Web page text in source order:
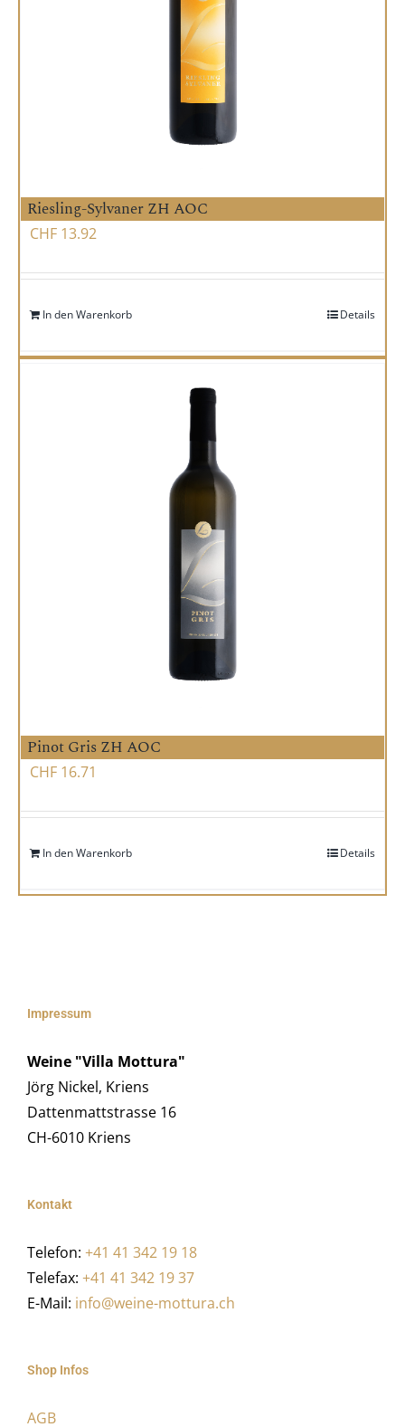
Riesling-Sylvaner ZH AOC
CHF 13.92
In den Warenkorb Details
Pinot Gris ZH AOC
CHF 16.71
In den Warenkorb Details
Impressum
Weine "Villa Mottura"
Jörg Nickel, Kriens
Dattenmattstrasse 16
CH-6010 Kriens
Kontakt
Telefon: +41 41 342 19 18
Telefax: +41 41 342 19 37
E-Mail: info@weine-mottura.ch
Shop Infos
AGB